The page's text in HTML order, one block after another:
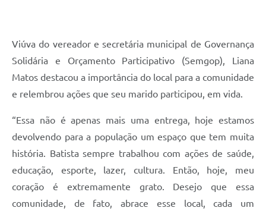
Viúva do vereador e secretária municipal de Governança
Solidária e Orçamento Participativo (Semgop), Liana
Matos destacou a importância do local para a comunidade
e relembrou ações que seu marido participou, em vida.
“Essa não é apenas mais uma entrega, hoje estamos
devolvendo para a população um espaço que tem muita
história. Batista sempre trabalhou com ações de saúde,
educação, esporte, lazer, cultura. Então, hoje, meu
coração é extremamente grato. Desejo que essa
comunidade, de fato, abrace esse local, cada um